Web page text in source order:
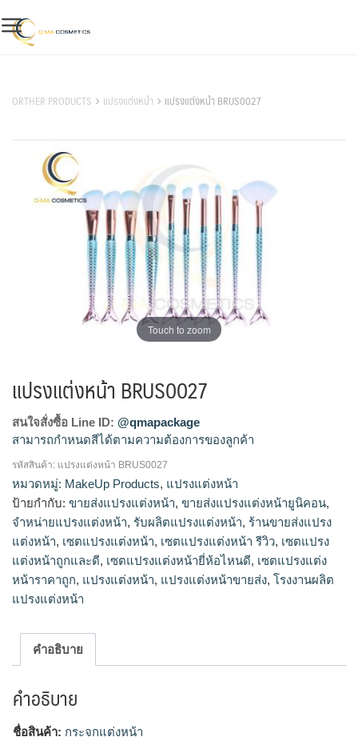
to
content
ORTHER PRODUCTS แปรงแต่งหน้า แปรงแต่งหน้า BRUS0027
Touch to zoom
แปรงแต่งหน้า BRUS0027
สนใจสั่งซื้อ Line ID: @qmapackage
สามารถกำหนดสีได้ตามความต้องการของลูกค้า
แปรงแต่งหน้า, ขายส่งแปรงแต่งหน้า, ขายส่งแปรงแต่งหน้า
ยูนิคอน, จำหน่ายแปรงแต่งหน้า, รับผลิตแปรงแต่งหน้า, ร้าน
ขายส่งแปรงแต่งหน้า, เซตแปรงแต่งหน้า, เซตแปรงแต่งหน้า รีวิว,
เซตแปรงแต่งหน้าถูกและดี, เซตแปรงแต่งหน้ายี่ห้อไหนดี, เซต
แปรงแต่งหน้าราคาถูก, แปรงแต่งหน้า, แปรงแต่งหน้าขายส่ง,
โรงงานขายส่งแปรงแต่งหน้ามโรงงาผลิต, โรงงานผลิตแปรงแต่ง
หน้า
รหัสสินค้า: แปรงแต่งหน้า BRUS0027
หมวดหมู่: MakeUp Products, แปรงแต่งหน้า
ป้ายกำกับ: ขายส่งแปรงแต่งหน้า, ขายส่งแปรงแต่งหน้ายูนิคอน,
จำหน่ายแปรงแต่งหน้า, รับผลิตแปรงแต่งหน้า, ร้านขายส่งแปรง
แต่งหน้า, เซตแปรงแต่งหน้า, เซตแปรงแต่งหน้า รีวิว, เซตแปรง
แต่งหน้าถูกและดี, เซตแปรงแต่งหน้ายี่ห้อไหนดี, เซตแปรงแต่ง
หน้าราคาถูก, แปรงแต่งหน้า, แปรงแต่งหน้าขายส่ง, โรงงานผลิต
แปรงแต่งหน้า
คำอธิบาย
คำอธิบาย
ชื่อสินค้า: กระจกแต่งหน้า